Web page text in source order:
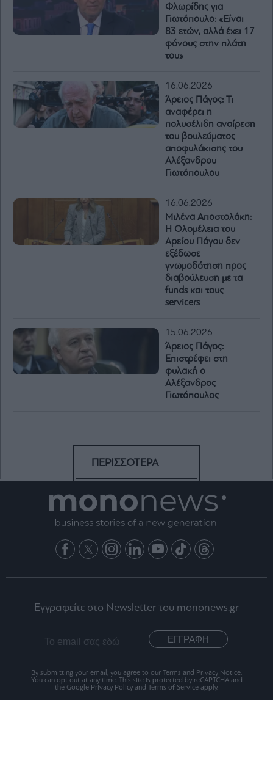
Φλωρίδης για
Γιωτόπουλο: «Είναι
83 ετών, αλλά έχει 17
φόνους στην πλάτη
του»
16.06.2026
Άρειος Πάγος: Τι
αναφέρει η
πολυσέλιδη αναίρεση
του βουλεύματος
αποφυλάκισης του
Αλέξανδρου
Γιωτόπουλου
16.06.2026
Μιλένα Αποστολάκη:
Η Ολομέλεια του
Αρείου Πάγου δεν
εξέδωσε
γνωμοδότηση προς
διαβούλευση με τα
funds και τους
servicers
15.06.2026
Άρειος Πάγος:
Επιστρέφει στη
φυλακή ο
Αλέξανδρος
Γιωτόπουλος
ΠΕΡΙΣΣΟΤΕΡΑ
Εγγραφείτε στο Newsletter του mononews.gr
ΕΓΓΡΑΦΗ
By submitting your email, you agree to our Terms and Privacy Notice.
You can opt out at any time. This site is protected by reCAPTCHA and
the Google Privacy Policy and Terms of Service apply.